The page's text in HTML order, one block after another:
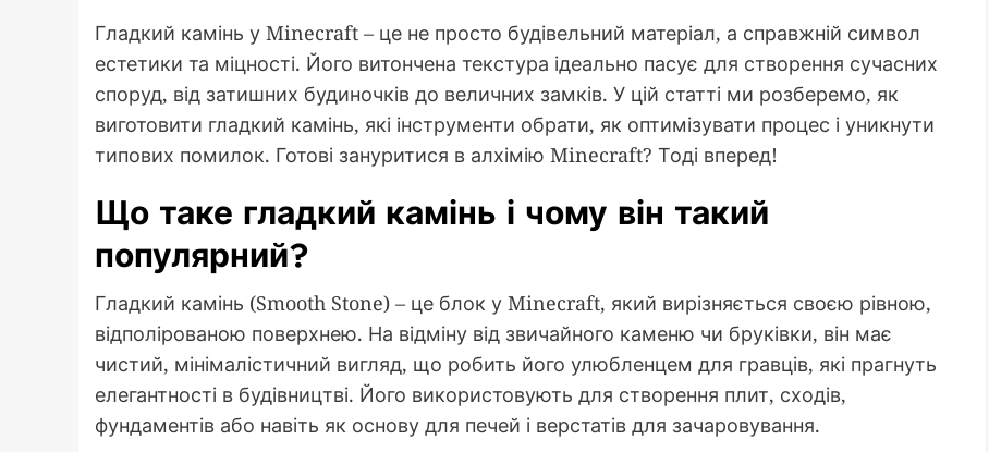
Гладкий камінь у Minecraft – це не просто будівельний матеріал, а справжній символ
естетики та міцності. Його витончена текстура ідеально пасує для створення сучасних
споруд, від затишних будиночків до величних замків. У цій статті ми розберемо, як
виготовити гладкий камінь, які інструменти обрати, як оптимізувати процес і уникнути
типових помилок. Готові зануритися в алхімію Minecraft? Тоді вперед!
Що таке гладкий камінь і чому він такий
популярний?
Гладкий камінь (Smooth Stone) – це блок у Minecraft, який вирізняється своєю рівною,
відполірованою поверхнею. На відміну від звичайного каменю чи бруківки, він має
чистий, мінімалістичний вигляд, що робить його улюбленцем для гравців, які прагнуть
елегантності в будівництві. Його використовують для створення плит, сходів,
фундаментів або навіть як основу для печей і верстатів для зачаровування.